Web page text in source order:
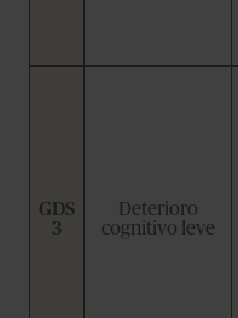
GDS
3
Deterioro
cognitivo leve